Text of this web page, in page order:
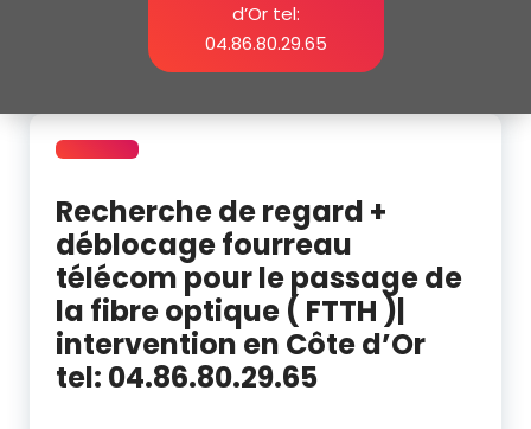
d’Or tel:
04.86.80.29.65
Recherche de regard +
déblocage fourreau
télécom pour le passage de
la fibre optique ( FTTH )|
intervention en Côte d’Or
tel: 04.86.80.29.65